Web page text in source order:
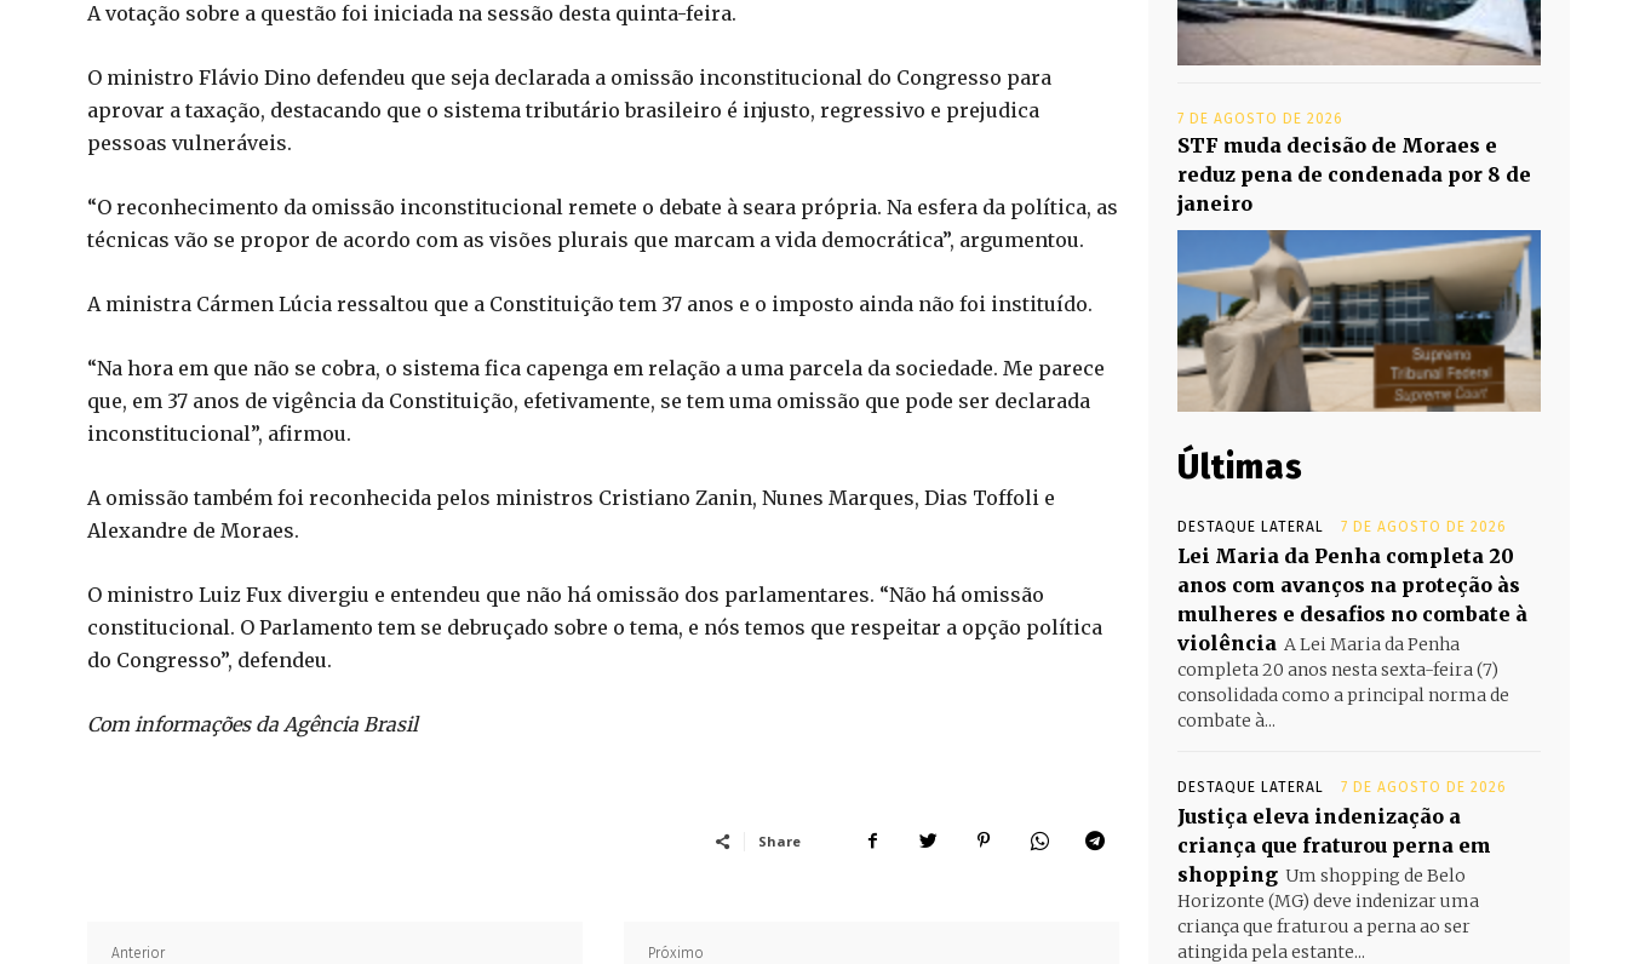
A votação sobre a questão foi iniciada na sessão desta quinta-feira.
O ministro Flávio Dino defendeu que seja declarada a omissão inconstitucional do Congresso para
aprovar a taxação, destacando que o sistema tributário brasileiro é injusto, regressivo e prejudica
pessoas vulneráveis.
“O reconhecimento da omissão inconstitucional remete o debate à seara própria. Na esfera da política, as
técnicas vão se propor de acordo com as visões plurais que marcam a vida democrática”, argumentou.
A ministra Cármen Lúcia ressaltou que a Constituição tem 37 anos e o imposto ainda não foi instituído.
“Na hora em que não se cobra, o sistema fica capenga em relação a uma parcela da sociedade. Me parece
que, em 37 anos de vigência da Constituição, efetivamente, se tem uma omissão que pode ser declarada
inconstitucional”, afirmou.
A omissão também foi reconhecida pelos ministros Cristiano Zanin, Nunes Marques, Dias Toffoli e
Alexandre de Moraes.
O ministro Luiz Fux divergiu e entendeu que não há omissão dos parlamentares. “Não há omissão
constitucional. O Parlamento tem se debruçado sobre o tema, e nós temos que respeitar a opção política
do Congresso”, defendeu.
Com informações da Agência Brasil
Share
Anterior Próximo
7 DE AGOSTO DE 2026
STF muda decisão de Moraes e
reduz pena de condenada por 8 de
janeiro
Últimas
DESTAQUE LATERAL 7 DE AGOSTO DE 2026
Lei Maria da Penha completa 20
anos com avanços na proteção às
mulheres e desafios no combate à
violência A Lei Maria da Penha
completa 20 anos nesta sexta-feira (7)
consolidada como a principal norma de
combate à...
DESTAQUE LATERAL 7 DE AGOSTO DE 2026
Justiça eleva indenização a
criança que fraturou perna em
shopping Um shopping de Belo
Horizonte (MG) deve indenizar uma
criança que fraturou a perna ao ser
atingida pela estante...